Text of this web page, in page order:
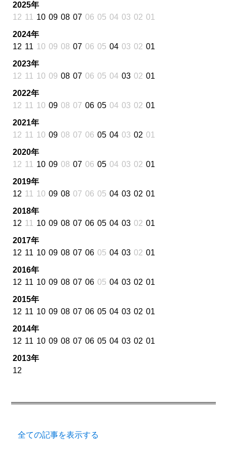
2025年
12 11 10 09 08 07 06 05 04 03 02 01
2024年
12 11 10 09 08 07 06 05 04 03 02 01
2023年
12 11 10 09 08 07 06 05 04 03 02 01
2022年
12 11 10 09 08 07 06 05 04 03 02 01
2021年
12 11 10 09 08 07 06 05 04 03 02 01
2020年
12 11 10 09 08 07 06 05 04 03 02 01
2019年
12 11 10 09 08 07 06 05 04 03 02 01
2018年
12 11 10 09 08 07 06 05 04 03 02 01
2017年
12 11 10 09 08 07 06 05 04 03 02 01
2016年
12 11 10 09 08 07 06 05 04 03 02 01
2015年
12 11 10 09 08 07 06 05 04 03 02 01
2014年
12 11 10 09 08 07 06 05 04 03 02 01
2013年
12
全ての記事を表示する